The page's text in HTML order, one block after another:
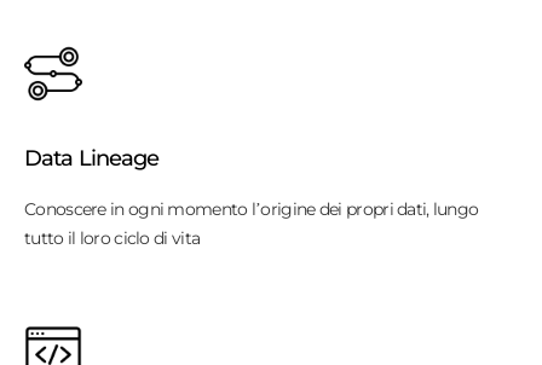
Data Lineage
Conoscere in ogni momento l’origine dei propri dati, lungo
tutto il loro ciclo di vita